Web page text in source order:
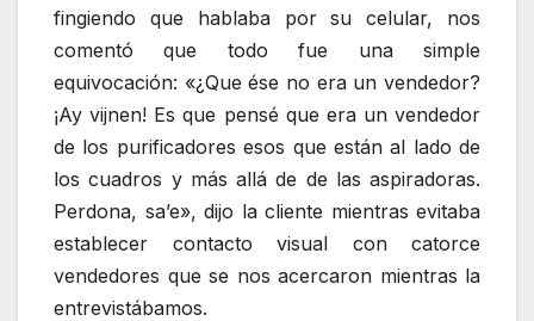
fingiendo que hablaba por su celular, nos
comentó que todo fue una simple
equivocación: «¿Que ése no era un vendedor?
¡Ay vijnen! Es que pensé que era un vendedor
de los purificadores esos que están al lado de
los cuadros y más allá de de las aspiradoras.
Perdona, sa’e», dijo la cliente mientras evitaba
establecer contacto visual con catorce
vendedores que se nos acercaron mientras la
entrevistábamos.